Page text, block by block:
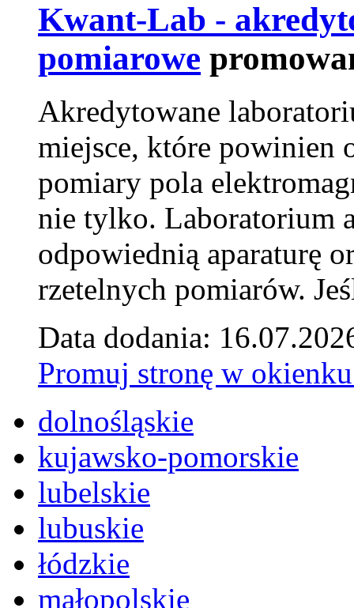
Kwant-Lab -
pomiarowe
Akredytowane
miejsce, które powinien
pomiary pola
nie tylko. Laboratorium
odpowiednią aparaturę
rzetelnych pomiarów.
Data dodania:
Promuj stronę w
dolnośląskie
kujawsko-pomorskie
lubelskie
lubuskie
łódzkie
małopolskie